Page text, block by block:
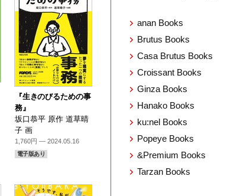
『生きのびるための事
務』
坂口恭平 原作 道草晴
子 画
1,760円 — 2024.05.16
電子版あり
anan Books
Brutus Books
Casa Brutus Books
Croissant Books
Ginza Books
Hanako Books
ku:nel Books
Popeye Books
&Premium Books
Tarzan Books